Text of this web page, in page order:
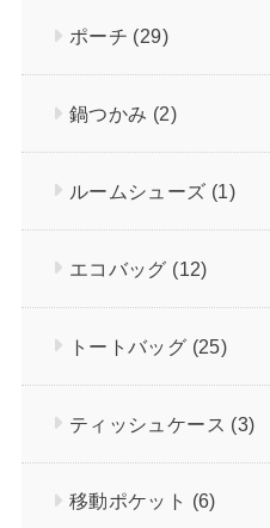
ポーチ (29)
鍋つかみ (2)
ルームシューズ (1)
エコバッグ (12)
トートバッグ (25)
ティッシュケース (3)
移動ポケット (6)